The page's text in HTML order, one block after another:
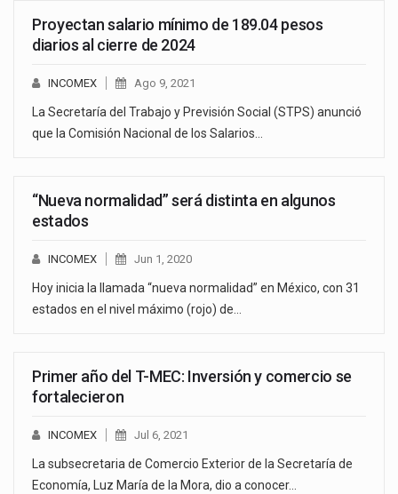
Proyectan salario mínimo de 189.04 pesos
diarios al cierre de 2024
INCOMEX Ago 9, 2021
La Secretaría del Trabajo y Previsión Social (STPS) anunció
que la Comisión Nacional de los Salarios…
“Nueva normalidad” será distinta en algunos
estados
INCOMEX Jun 1, 2020
Hoy inicia la llamada “nueva normalidad” en México, con 31
estados en el nivel máximo (rojo) de…
Primer año del T-MEC: Inversión y comercio se
fortalecieron
INCOMEX Jul 6, 2021
La subsecretaria de Comercio Exterior de la Secretaría de
Economía, Luz María de la Mora, dio a conocer…